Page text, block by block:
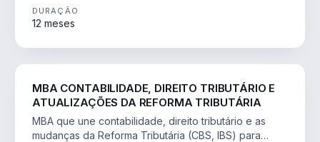
DURAÇÃO
12 meses
MBA CONTABILIDADE, DIREITO TRIBUTÁRIO E
ATUALIZAÇÕES DA REFORMA TRIBUTÁRIA
MBA que une contabilidade, direito tributário e as
mudanças da Reforma Tributária (CBS, IBS) para